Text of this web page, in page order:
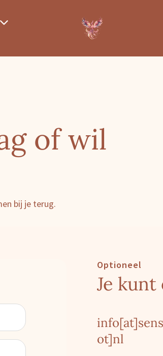
of wil
bij je terug.
Optioneel
Je kunt
ot]nl